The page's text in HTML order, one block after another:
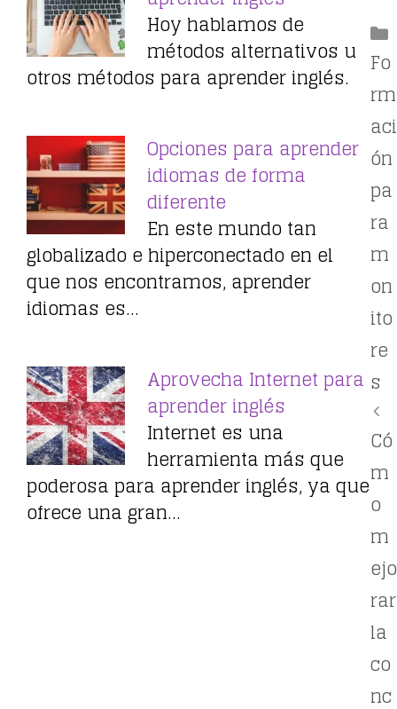
Hoy hablamos de
métodos alternativos u
otros métodos para aprender inglés.
Opciones para aprender
idiomas de forma
diferente
En este mundo tan
globalizado e hiperconectado en el
que nos encontramos, aprender
idiomas es…
Aprovecha Internet para
aprender inglés
Internet es una
herramienta más que
poderosa para aprender inglés, ya que
ofrece una gran…
Fo
rm
aci
ón
pa
ra
m
on
ito
re
s
Có
m
o
m
ejo
rar
la
co
nc